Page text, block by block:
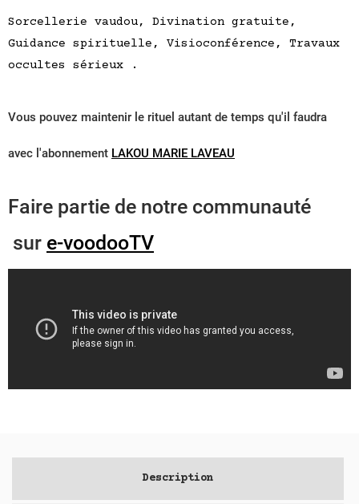
Sorcellerie vaudou, Divination gratuite,
Guidance spirituelle, Visioconférence, Travaux
occultes sérieux .
Vous pouvez maintenir le rituel autant de temps qu'il faudra
avec l'abonnement LAKOU MARIE LAVEAU
Faire partie de notre communauté
sur e-voodooTV
Description